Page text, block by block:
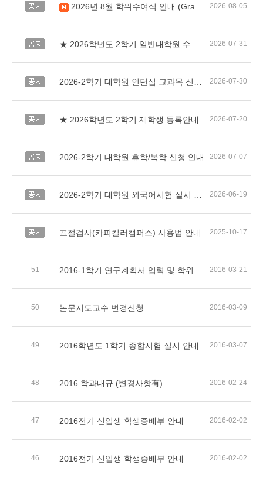
공지 새 글2026년 8월 학위수여식 안내 (Graduate School Fall Commencement) 2026-08-05
공지 2026-07-31
공지 2026-07-30
공지 ★ 2026학년도 2학기 재학생 등록안내 2026-07-20
공지 2026-2학기 대학원 휴학/복학 신청 안내 2026-07-07
공지 2026-06-19
공지 표절검사(카피킬러캠퍼스) 사용법 안내 2025-10-17
51 2016-03-21
50 논문지도교수 변경신청 2016-03-09
49 2016학년도 1학기 종합시험 실시 안내 2016-03-07
48 2016 학과내규 (변경사항有) 2016-02-24
47 2016전기 신입생 학생증배부 안내 2016-02-02
46 2016전기 신입생 학생증배부 안내 2016-02-02